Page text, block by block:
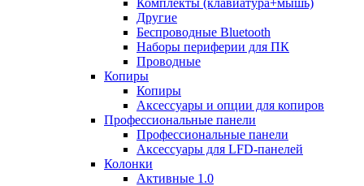
Комплекты (клавиатура+мышь)
Другие
Беспроводные Bluetooth
Наборы периферии для ПК
Проводные
Копиры
Копиры
Аксессуары и опции для копиров
Профессиональные панели
Профессиональные панели
Аксессуары для LFD-панелей
Колонки
Активные 1.0